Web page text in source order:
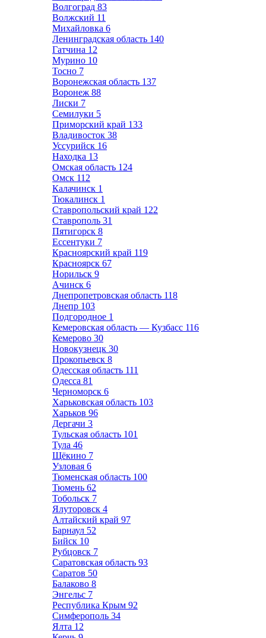
Волгоград 83
Волжский 11
Михайловка 6
Ленинградская область 140
Гатчина 12
Мурино 10
Тосно 7
Воронежская область 137
Воронеж 88
Лиски 7
Семилуки 5
Приморский край 133
Владивосток 38
Уссурийск 16
Находка 13
Омская область 124
Омск 112
Калачинск 1
Тюкалинск 1
Ставропольский край 122
Ставрополь 31
Пятигорск 8
Ессентуки 7
Красноярский край 119
Красноярск 67
Норильск 9
Ачинск 6
Днепропетровская область 118
Днепр 103
Подгородное 1
Кемеровская область — Кузбасс 116
Кемерово 30
Новокузнецк 30
Прокопьевск 8
Одесская область 111
Одесса 81
Черноморск 6
Харьковская область 103
Харьков 96
Дергачи 3
Тульская область 101
Тула 46
Щёкино 7
Узловая 6
Тюменская область 100
Тюмень 62
Тобольск 7
Ялуторовск 4
Алтайский край 97
Барнаул 52
Бийск 10
Рубцовск 7
Саратовская область 93
Саратов 50
Балаково 8
Энгельс 7
Республика Крым 92
Симферополь 34
Ялта 12